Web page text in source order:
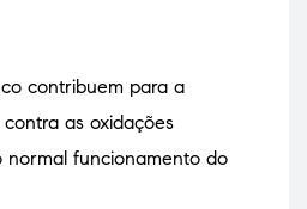
contribuem para a
as oxidações
normal funcionamento do